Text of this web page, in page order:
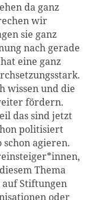
da ganz
wir
sie ganz
nach gerade
eine ganz
wissen und die
fördern.
das sind jetzt
politisiert
agieren.
Thema
Stiftungen
oder